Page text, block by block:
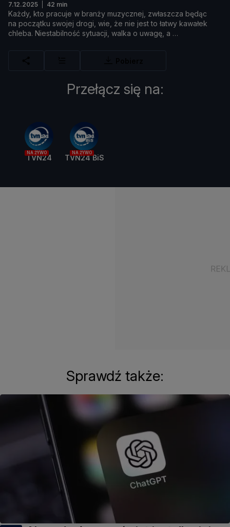
7.12.2025 42 min
Każdy, kto pracuje w branży muzycznej, zwłaszcza będąc
na początku swojej drogi, wie, że nie jestto łatwy kawałek
chleba. Niestabilność sytuacji, walka o uwagę, a
Przełącz się na:
NA ŻYWO
TVN24
NA ŻYWO
TVN24 BiS
Sprawdź także: